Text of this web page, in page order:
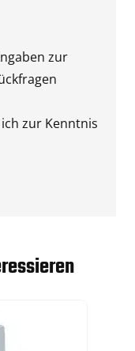
zur
zur Kenntnis